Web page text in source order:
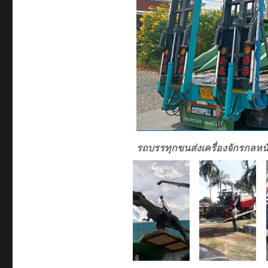
รถบรรทุกขนส่งเครื่องจักรกลห